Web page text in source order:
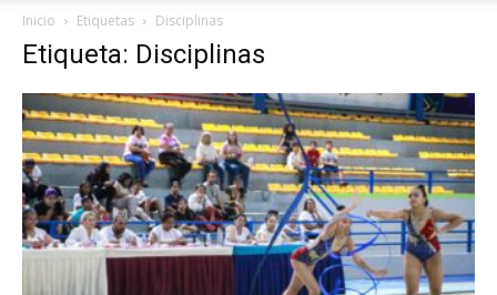
Inicio Etiquetas Disciplinas
Etiqueta: Disciplinas